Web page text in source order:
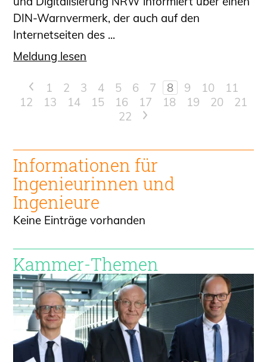
DIN-Warnvermerk, der auch auf den
Internetseiten des ...
Meldung lesen
< 1 2 3 4 5 6 7 8 9 10
11
12
13 14 15 16 17 18 19 20
21
22
>
Informationen für
Ingenieurinnen und
Ingenieure
Keine Einträge vorhanden
Kammer-Themen